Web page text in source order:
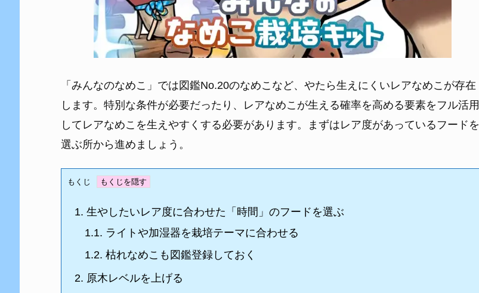
「みんなのなめこ」では図鑑No.20のなめこなど、やたら生えにくいレアなめこが存在
します。特別な条件が必要だったり、レアなめこが生える確率を高める要素をフル活用
してレアなめこを生えやすくする必要があります。まずはレア度があっているフードを
選ぶ所から進めましょう。
もくじ
1. 生やしたいレア度に合わせた「時間」のフードを選ぶ
1.1. ライトや加湿器を栽培テーマに合わせる
1.2. 枯れなめこも図鑑登録しておく
2. 原木レベルを上げる